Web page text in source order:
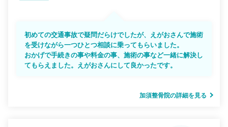
初めての交通事故で疑問だらけでしたが、えがおさんで施術
を受けながら一つひとつ相談に乗ってもらいました。
おかげで手続きの事や料金の事、施術の事など一緒に解決し
てもらえました。えがおさんにして良かったです。
加須整骨院の詳細を見る